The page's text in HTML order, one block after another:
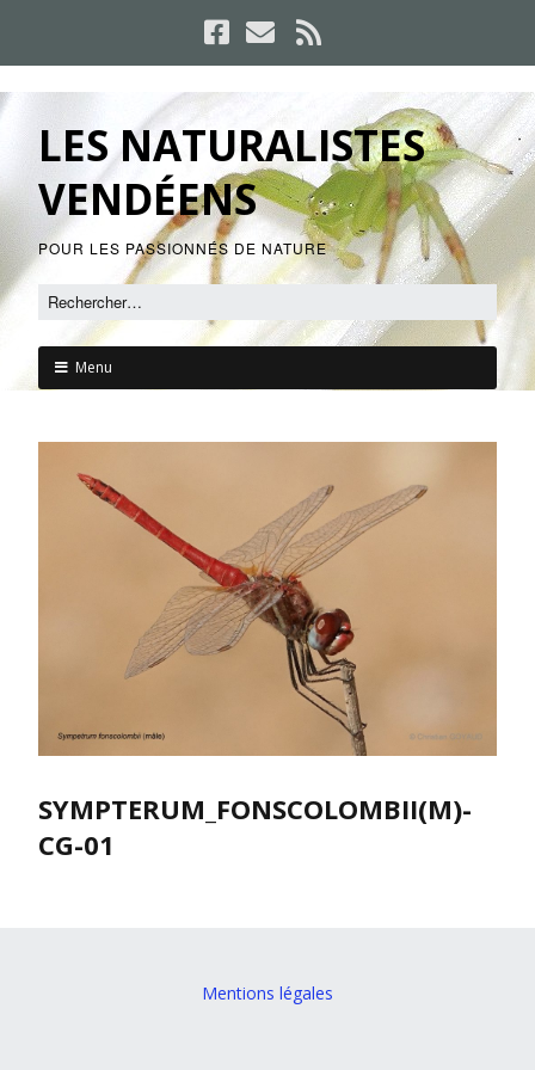
LES NATURALISTES
VENDÉENS
POUR LES PASSIONNÉS DE NATURE
Menu
SYMPTERUM_FONSCOLOMBII(M)-
CG-01
Mentions légales